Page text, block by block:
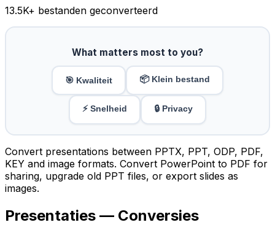
13.5K+ bestanden geconverteerd
What matters most to you?
🎯 Kwaliteit 📦 Klein bestand
⚡ Snelheid 🔒 Privacy
Convert presentations between PPTX, PPT, ODP, PDF,
KEY and image formats. Convert PowerPoint to PDF for
sharing, upgrade old PPT files, or export slides as
images.
Presentaties — Conversies